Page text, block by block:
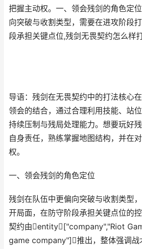
把握主动权。一、领会残剑的角色定
向突破与收割类型，需要在进攻阶段
段承担关键点位,残剑无畏契约怎么样
导语：残剑在无畏契约中的打法核心
领会的结合，通过合理利用技能、站
持续压制与残局处理能力。想要玩好
自身责任，熟练掌握地图结构，并在
权。
一、领会残剑的角色定位
残剑在队伍中更偏向突破与收割类型
开局面，在防守阶段承担关键点位的
契约由entity["company","Riot
game company"]推出，整体强调战